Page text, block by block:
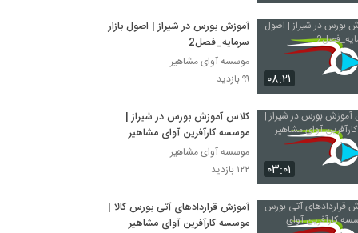
۰۸:۲۱
آموزش بورس در شیراز | اصول بازار
سرمایه_فصل2
موسسه آوای مشاهیر
۹۹ بازدید
۰۳:۰۱
کلاس آموزش بورس در شیراز |
موسسه کارآفرین آوای مشاهیر
موسسه آوای مشاهیر
۱۲۲ بازدید
آموزش قراردادهای آتی بورس کالا |
موسسه کارآفرین آوای مشاهیر